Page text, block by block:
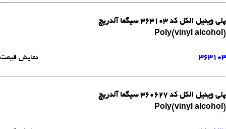
پلی وینیل الکل کد 363103 سیگما آلدریچ
Poly(vinyl alcohol)
363103 نمایش قیمت
پلی وینیل الکل کد 360627 سیگما آلدریچ
Poly(vinyl alcohol)